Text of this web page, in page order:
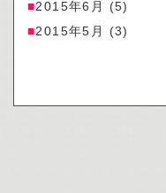
2015年6月
(5)
2015年5月
(3)